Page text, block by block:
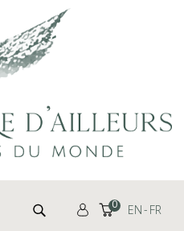
Rechercher : 0 EN FR